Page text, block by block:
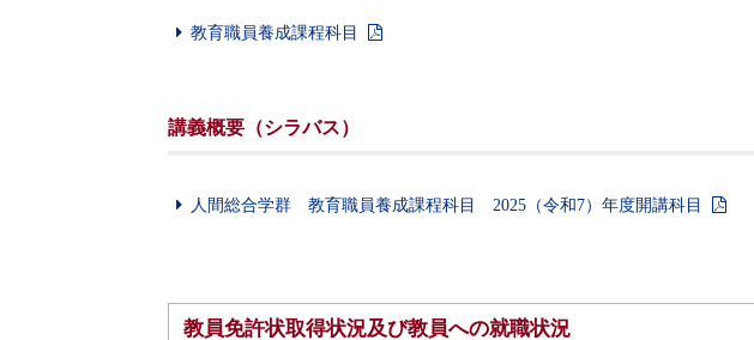
教育職員養成課程科目
講義概要（シラバス）
人間総合学群 教育職員養成課程科目 2025（令和7）年度開講科目
教員免許状取得状況及び教員への就職状況